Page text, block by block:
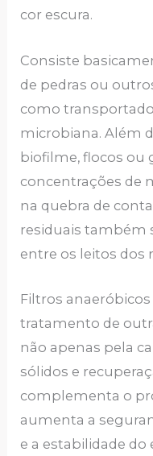
cor escura.
Consiste
de pedras ou
como
microbiana. Além
biofilme, flocos ou
concentrações de
na quebra de
residuais também
entre os leitos dos
Filtros
tratamento de
não apenas pela
sólidos e
complementa o
aumenta a
e a estabilidade